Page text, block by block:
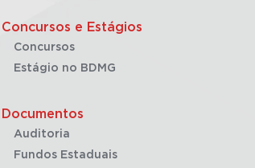
Concursos e Estágios
Concursos
Estágio no BDMG
Documentos
Auditoria
Fundos Estaduais